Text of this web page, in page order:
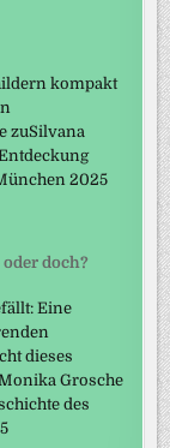
kompakt
zuSilvana
2025
doch?
Eine
dieses
Grosche
des